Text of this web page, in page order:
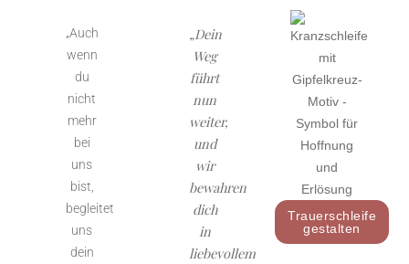
„Auch
wenn
du
nicht
mehr
bei
uns
bist,
begleitet
uns
dein
„Dein
Weg
führt
nun
weiter,
und
wir
bewahren
dich
in
liebevollem
Trauerschleife
gestalten